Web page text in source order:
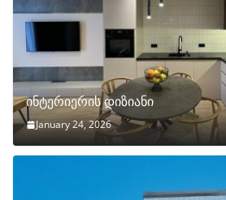
ინტერიერის დიზიანი
January 24, 2026